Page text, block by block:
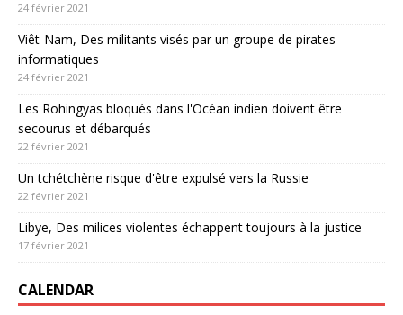
24 février 2021
Viêt-Nam, Des militants visés par un groupe de pirates
informatiques
24 février 2021
Les Rohingyas bloqués dans l'Océan indien doivent être
secourus et débarqués
22 février 2021
Un tchétchène risque d'être expulsé vers la Russie
22 février 2021
Libye, Des milices violentes échappent toujours à la justice
17 février 2021
CALENDAR